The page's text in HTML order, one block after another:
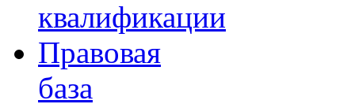
квалификации
Правовая
база